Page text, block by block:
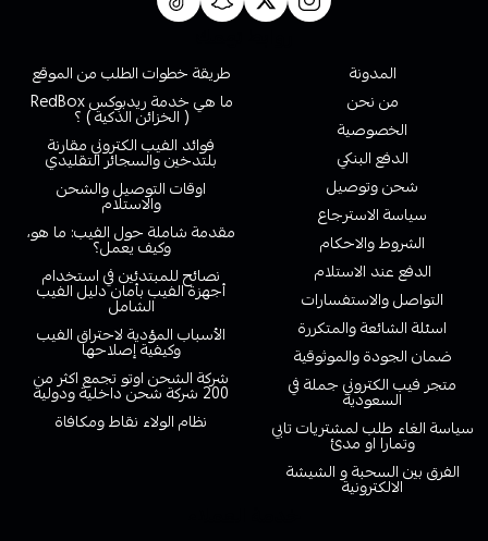
المدونة
من نحن
الخصوصية
الدفع البنكي
شحن وتوصيل
سياسة الاسترجاع
الشروط والاحكام
الدفع عند الاستلام
التواصل والاستفسارات
اسئلة الشائعة والمتكررة
ضمان الجودة والموثوقية
متجر فيب الكتروني جملة في
السعودية
سياسة الغاء طلب لمشتريات تابي
وتمارا او مدئ
الفرق بين السحبة و الشيشة
الالكترونية
طريقة خطوات الطلب من الموقع
ما هي خدمة ريدبوكس RedBox
( الخزائن الذكية ) ؟
فوائد الفيب الكتروني مقارنة
بلتدخين والسجائر التقليدي
اوقات التوصيل والشحن
والاستلام
مقدمة شاملة حول الفيب: ما هو،
وكيف يعمل؟
نصائح للمبتدئين في استخدام
أجهزة الفيب بأمان دليل الفيب
الشامل
الأسباب المؤدية لاحتراق الفيب
وكيفية إصلاحها
شركة الشحن اوتو تجمع اكثر من
200 شركة شحن داخلية ودولية
نظام الولاء نقاط ومكافاة